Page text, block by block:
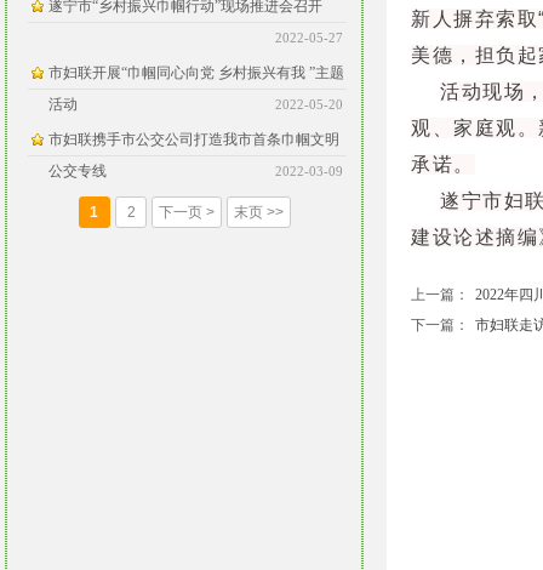
遂宁市“乡村振兴巾帼行动”现场推进会召开
2022-05-27
市妇联开展“巾帼同心向党 乡村振兴有我 ”主题
活动
2022-05-20
市妇联携手市公交公司打造我市首条巾帼文明
公交专线
2022-03-09
1 2 下一页 > 末页 >>
新人摒弃索
美德，担负
活动现场
观、家庭观。
承诺。
遂宁市妇
建设论述摘
上一篇：
2022年四
下一篇：
市妇联走